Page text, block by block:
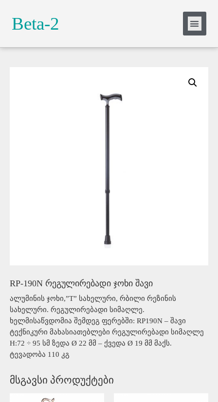
Beta-2
adipiscing elit. Ut elit tellus, luctus nec
RP-190N რეგულირებადი ჯოხი შავი
ალუმინის ჯოხი,”T” სახელური, რბილი რეზინის
სახელური. რეგულირებადი სიმაღლე.
ხელმისაწვდომია შემდეგ ფერებში: RP190N – შავი
ტექნიკური მახასიათებლები რეგულირებადი სიმაღლე
H:72 ÷ 95 სმ ზედა Ø 22 მმ – ქვედა Ø 19 მმ მაქს.
ტევადობა 110 კგ
მსგავსი პროდუქტები